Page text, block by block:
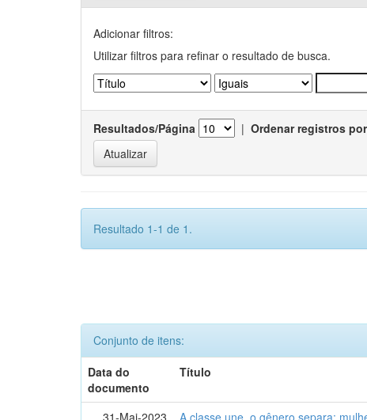
Adicionar filtros:
Utilizar filtros para refinar o resultado de busca.
Resultados/Página | Ordenar registros por
Resultado 1-1 de 1.
Conjunto de itens:
Data do
documento
Título
31-Mai-2023 A classe une, o gênero separa: